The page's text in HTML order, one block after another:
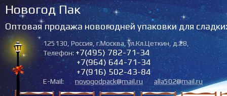
Новогод Пак
Оптовая продажа новогодней упаковки для
125130,Россия,г.Москва,ул.Кл.Цеткин, д.28
Телефон: +7(495) 782-71-34
+7(964) 644-71-34
+7(916) 502-43-84
E-Mail: novogodpack@mail.ru alla502@mail.ru